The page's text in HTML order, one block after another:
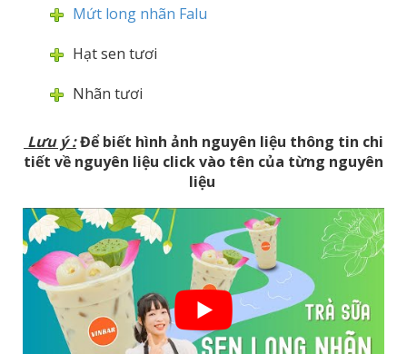
Mứt long nhãn Falu
Hạt sen tươi
Nhãn tươi
Lưu ý :Để biết hình ảnh nguyên liệu thông tin chi
tiết về nguyên liệu click vào tên của từng nguyên
liệu